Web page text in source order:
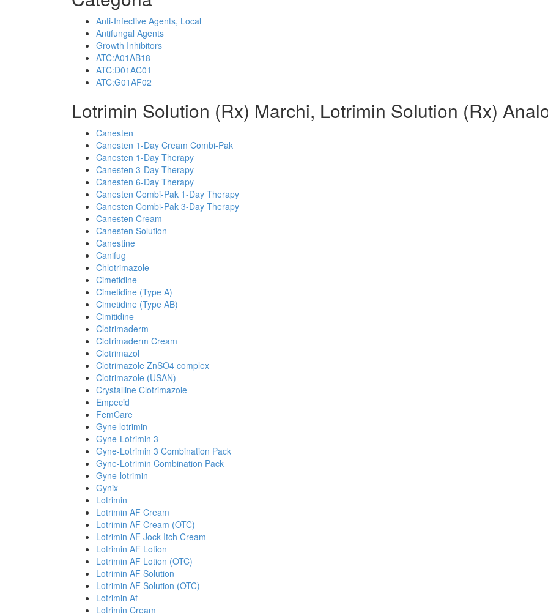
Anti-Infective Agents, Local
Antifungal Agents
Growth Inhibitors
ATC:A01AB18
ATC:D01AC01
ATC:G01AF02
Lotrimin Solution (Rx) Marchi, Lotrimin Solution (Rx)
Canesten
Canesten 1-Day Cream Combi-Pak
Canesten 1-Day Therapy
Canesten 3-Day Therapy
Canesten 6-Day Therapy
Canesten Combi-Pak 1-Day Therapy
Canesten Combi-Pak 3-Day Therapy
Canesten Cream
Canesten Solution
Canestine
Canifug
Chlotrimazole
Cimetidine
Cimetidine (Type A)
Cimetidine (Type AB)
Cimitidine
Clotrimaderm
Clotrimaderm Cream
Clotrimazol
Clotrimazole ZnSO4 complex
Clotrimazole (USAN)
Crystalline Clotrimazole
Empecid
FemCare
Gyne lotrimin
Gyne-Lotrimin 3
Gyne-Lotrimin 3 Combination Pack
Gyne-Lotrimin Combination Pack
Gyne-lotrimin
Gynix
Lotrimin
Lotrimin AF Cream
Lotrimin AF Cream (OTC)
Lotrimin AF Jock-Itch Cream
Lotrimin AF Lotion
Lotrimin AF Lotion (OTC)
Lotrimin AF Solution
Lotrimin AF Solution (OTC)
Lotrimin Af
Lotrimin Cream